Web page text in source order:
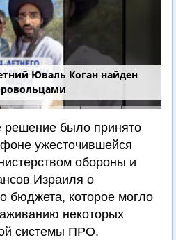
Юваль Коган найден
решение было принято
ужесточившейся
обороны и
Израиля о
бюджета, которое могло
некоторых
системы ПРО.